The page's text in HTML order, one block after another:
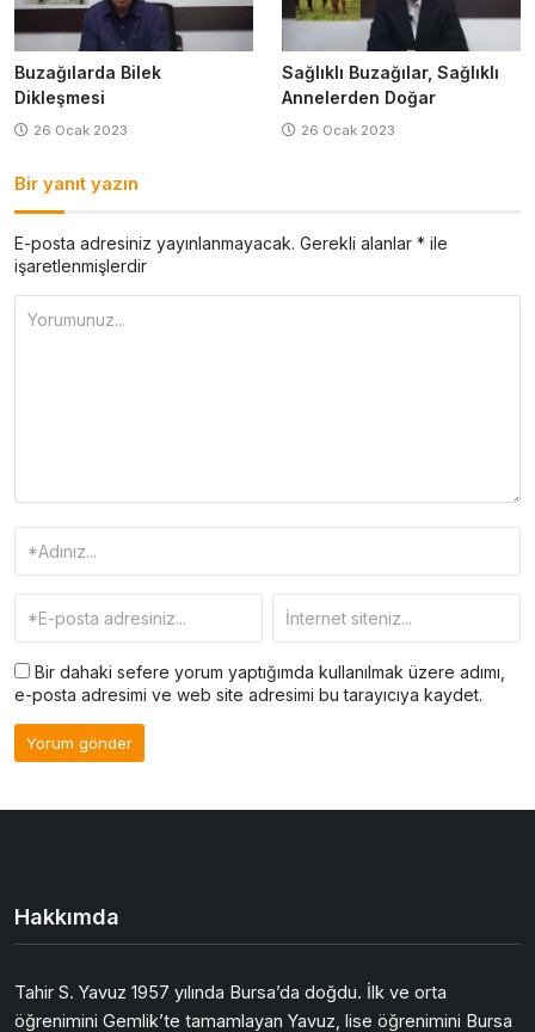
Buzağılarda Bilek
Dikleşmesi
26 Ocak 2023
Sağlıklı Buzağılar, Sağlıklı
Annelerden Doğar
26 Ocak 2023
Bir yanıt yazın
E-posta adresiniz yayınlanmayacak. Gerekli alanlar * ile
işaretlenmişlerdir
Bir dahaki sefere yorum yaptığımda kullanılmak üzere adımı,
e-posta adresimi ve web site adresimi bu tarayıcıya kaydet.
Hakkımda
Tahir S. Yavuz 1957 yılında Bursa’da doğdu. İlk ve orta
öğrenimini Gemlik’te tamamlayan Yavuz, lise öğrenimini Bursa